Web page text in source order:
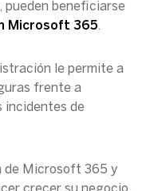
pueden beneficiarse
Microsoft 365.
le permite a
frente a
incidentes de
de Microsoft 365 y